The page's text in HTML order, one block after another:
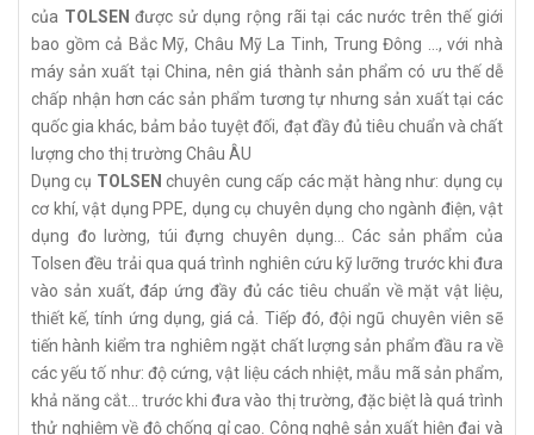
của TOLSEN được sử dụng rộng rãi tại các nước trên thế giới
bao gồm cả Bắc Mỹ, Châu Mỹ La Tinh, Trung Đông …, với nhà
máy sản xuất tại China, nên giá thành sản phẩm có ưu thế dễ
chấp nhận hơn các sản phẩm tương tự nhưng sản xuất tại các
quốc gia khác, bảm bảo tuyệt đối, đạt đầy đủ tiêu chuẩn và chất
lượng cho thị trường Châu ÂU
Dụng cụ TOLSEN chuyên cung cấp các mặt hàng như: dụng cụ
cơ khí, vật dụng PPE, dụng cụ chuyên dụng cho ngành điện, vật
dụng đo lường, túi đựng chuyên dụng... Các sản phẩm của
Tolsen đều trải qua quá trình nghiên cứu kỹ lưỡng trước khi đưa
vào sản xuất, đáp ứng đầy đủ các tiêu chuẩn về mặt vật liệu,
thiết kế, tính ứng dụng, giá cả. Tiếp đó, đội ngũ chuyên viên sẽ
tiến hành kiểm tra nghiêm ngặt chất lượng sản phẩm đầu ra về
các yếu tố như: độ cứng, vật liệu cách nhiệt, mẫu mã sản phẩm,
khả năng cắt... trước khi đưa vào thị trường, đặc biệt là quá trình
thử nghiệm về độ chống gỉ cao. Công nghệ sản xuất hiện đại và